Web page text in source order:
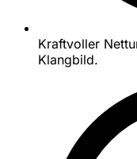
Kraftvoller
Klangbild.